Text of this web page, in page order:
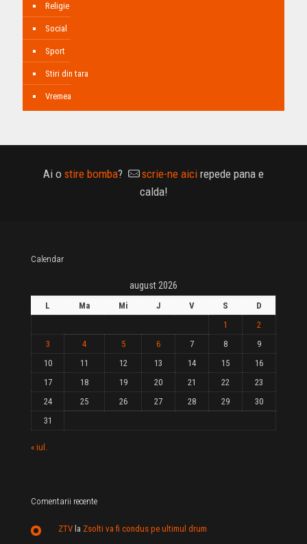
Religie
Social
Sport
Stiri din tara
Vremea
Ai o stire bomba? scrie-ne aici repede pana e
calda!
Calendar
august 2026
L Ma Mi J V S
D
1
2
3
4 5 6 7 8
9
10
11 12 13 14 15
16
17
18 19 20 21 22
23
24
25 26 27 28 29
30
31
« iul.
Comentarii recente
ZTV la Zsolti va fi condus pe ultimul drum